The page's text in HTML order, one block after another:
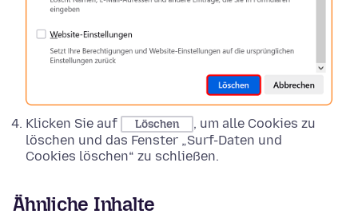
Klicken Sie auf Löschen
, um alle Cookies zu
löschen und das Fenster „Surf-Daten und
Cookies löschen“ zu schließen.
Ähnliche Inhalte